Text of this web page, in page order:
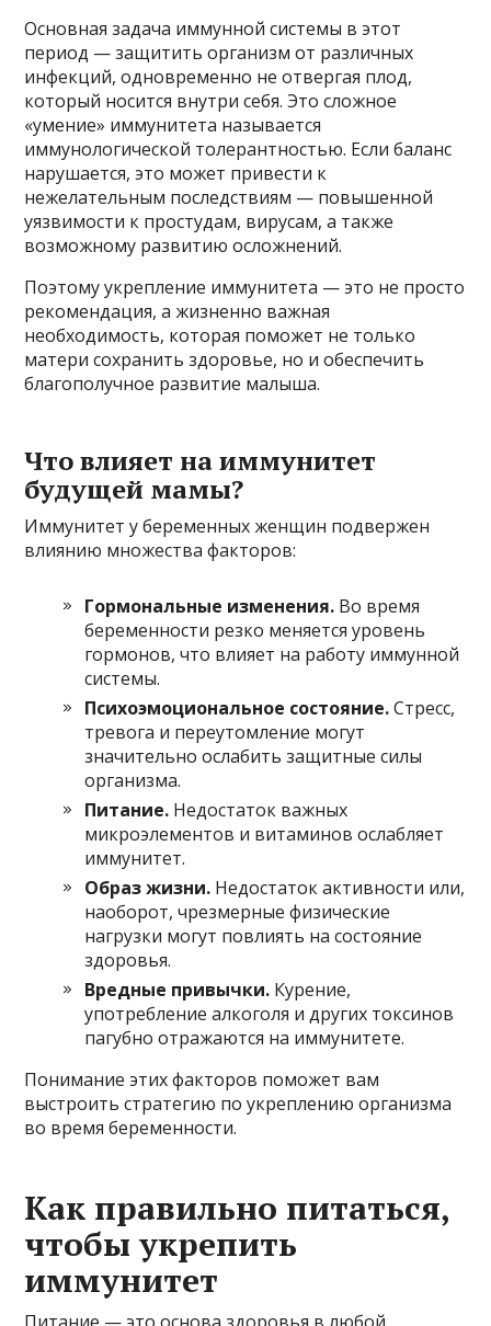
Основная задача иммунной системы в этот
период — защитить организм от различных
инфекций, одновременно не отвергая плод,
который носится внутри себя. Это сложное
«умение» иммунитета называется
иммунологической толерантностью. Если баланс
нарушается, это может привести к
нежелательным последствиям — повышенной
уязвимости к простудам, вирусам, а также
возможному развитию осложнений.
Поэтому укрепление иммунитета — это не просто
рекомендация, а жизненно важная
необходимость, которая поможет не только
матери сохранить здоровье, но и обеспечить
благополучное развитие малыша.
Что влияет на иммунитет
будущей мамы?
Иммунитет у беременных женщин подвержен
влиянию множества факторов:
Гормональные изменения. Во время
беременности резко меняется уровень
гормонов, что влияет на работу иммунной
системы.
Психоэмоциональное состояние.Стресс,
тревога и переутомление могут
значительно ослабить защитные силы
организма.
Питание. Недостаток важных
микроэлементов и витаминов ослабляет
иммунитет.
Образ жизни. Недостаток активности или,
наоборот, чрезмерные физические
нагрузки могут повлиять на состояние
здоровья.
Вредные привычки. Курение,
употребление алкоголя и других токсинов
пагубно отражаются на иммунитете.
Понимание этих факторов поможет вам
выстроить стратегию по укреплению организма
во время беременности.
Как правильно питаться,
чтобы укрепить
иммунитет